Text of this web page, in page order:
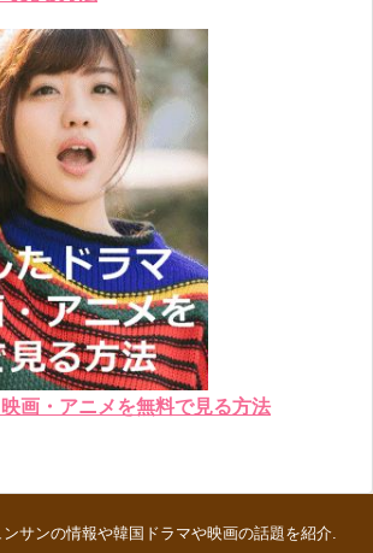
画・アニメを無料で見る方法
サンの情報や韓国ドラマや映画の話題を紹介.